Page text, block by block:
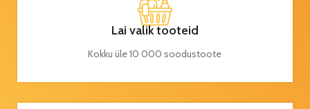
Lai valik tooteid
Kokku üle 10 000 soodustoote